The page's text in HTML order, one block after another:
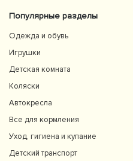
Популярные разделы
Одежда и обувь
Игрушки
Детская комната
Коляски
Автокресла
Все для кормления
Уход, гигиена и купание
Детский транспорт